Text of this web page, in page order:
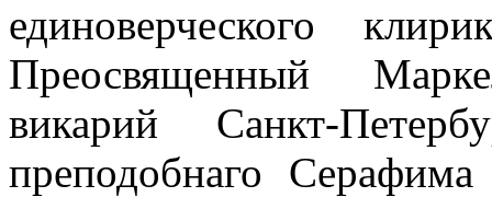
единоверческого
Преосвященный
викарий Санкт-
преподобнаго